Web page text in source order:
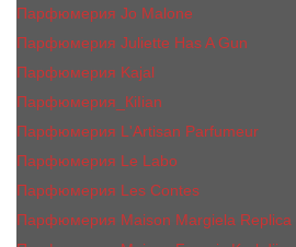
Парфюмерия Jо Malоnе
Парфюмерия Juliette Has A Gun
Парфюмерия Kajal
Парфюмерия_КiIiаn
Парфюмерия L'Artisan Parfumeur
Парфюмерия Le Labo
Парфюмерия Les Contes
Парфюмерия Maison Margiela Replica